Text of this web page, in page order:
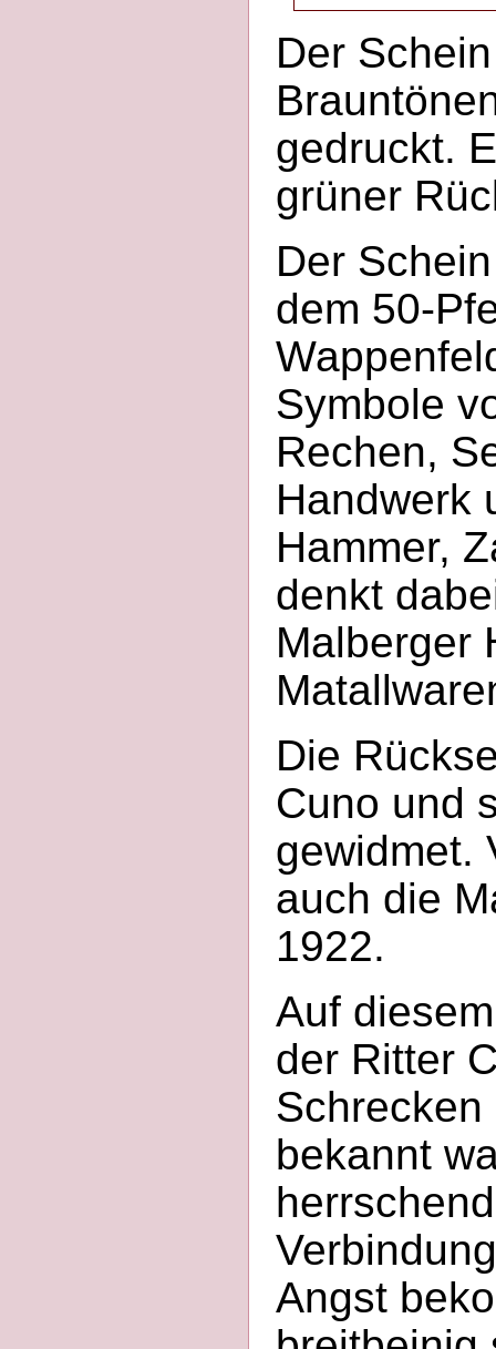
Der
gedruckt.
grüner
Der
dem 50-
Symbole
Rechen,
Handwerk
Hammer,
denkt
Malberger
Die
Cuno und
gewidmet.
auch die
1922.
Auf
der Ritter
bekannt
Angst